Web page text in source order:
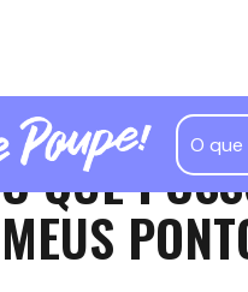
O QUE
MEUS